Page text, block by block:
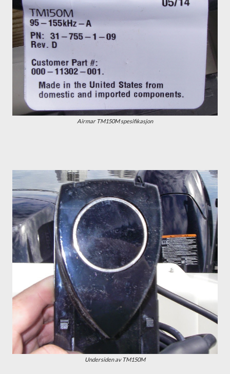
Airmar TM150M spesifikasjon
Undersiden av TM150M